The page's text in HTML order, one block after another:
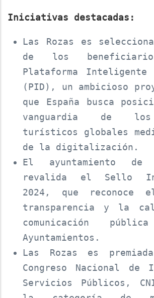
Iniciativas destacadas:
Las Rozas es
de los
Plataforma Inteligente
(PID), un ambicioso
que España busca
vanguardia de
turísticos globales
de la digitalización.
El ayuntamiento de
revalida el Sello
2024, que reconoce
transparencia y la
comunicación
Ayuntamientos.
Las Rozas es
Congreso Nacional de
Servicios Públicos,